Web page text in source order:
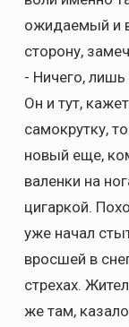
ожидаемый и
сторону,
- Ничего,
Он и тут,
самокрутку,
новый еще,
валенки на
цигаркой.
уже начал
вросшей в
стрехах.
же там,